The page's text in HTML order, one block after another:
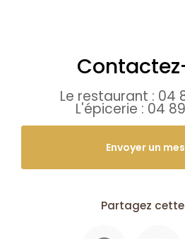
Le restaurant : 04
L'épicerie : 04
Envoyer un
Partagez